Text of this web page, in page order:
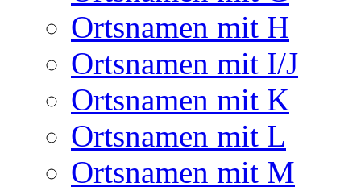
Ortsnamen mit H
Ortsnamen mit I/J
Ortsnamen mit K
Ortsnamen mit L
Ortsnamen mit M